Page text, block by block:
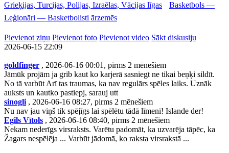
Grieķijas, Turcijas, Polijas, Izraēlas, Vācijas līgas
Basketbols —
Leģionāri — Basketbolisti ārzemēs
Pievienot ziņu Pievienot foto Pievienot video Sākt diskusiju
2026-06-15 22:09
goldfinger , 2026-06-16 00:01, pirms 2 mēnešiem
Jāmūk projām ja grib kaut ko karjerā sasniegt ne tikai beņķi sildīt.
No tā varbūt Arī tas traumas, ka nav regulārs spēles laiks. Uznāk
auksts un kautko pastiepj, sarauj utt
sinogli , 2026-06-16 08:27, pirms 2 mēnešiem
Nu nav jau viņš tik spējīgs lai spēlētu tādā līmenī! Islande der!
Egils Vītols , 2026-06-16 08:40, pirms 2 mēnešiem
Nekam nederīgs virsraksts. Varētu padomāt, ka uzvarēja tāpēc, ka
Žagars nespēlēja ... Varbūt jādomā, ko raksta virsrakstā ...